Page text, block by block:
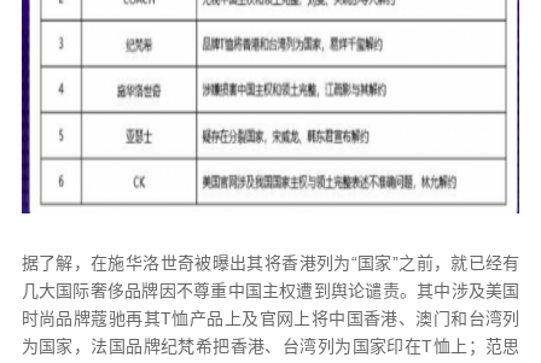
据了解，在施华洛世奇被曝出其将香港列为“国家”之前，就已经有
几大国际奢侈品牌因不尊重中国主权遭到舆论谴责。其中涉及美国
时尚品牌蔻驰再其T恤产品上及官网上将中国香港、澳门和台湾列
为国家，法国品牌纪梵希把香港、台湾列为国家印在T恤上；范思